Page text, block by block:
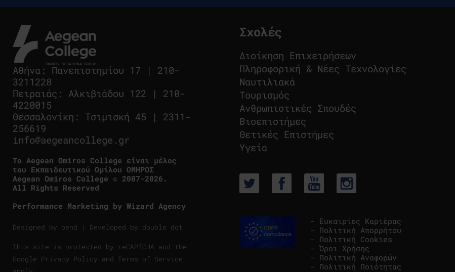
Αθήνα : Πανεπιστημίου 17 | 210-
3211228
Πειραιάς : Αλκιβιάδου 122 | 210-
4220015
Θεσσαλονίκη : Τσιμισκή 45 | 2311-
256619
info@aegeancollege.gr
Tο Aegean Omiros College είναι μέλος
του Εκπαιδευτικού Ομίλου ΟΜΗΡΟΣ
Aegean Omiros College © 2007-2026.
All Rights Reserved
Performance Marketing by Wizard Agency
Designed by bend | Developed by double dot
This site is protected by reCAPTCHA and the
Google Privacy Policy and Terms of Service
Σχολές
Διοίκηση Επιχειρήσεων
Πληροφορική & Νέες Τεχνολογίες
Ναυτιλιακά
Τουρισμός
Ανθρωπιστικές Σπουδές
Βιοεπιστήμες
Θετικές Επιστήμες
Υγεία
- Ευκαιρίες Καριέρας
- Πολιτική Απορρήτου
- Πολιτική Cookies
- Όροι Χρήσης
- Πολιτική Αναφορών
- Πολιτική Ποιότητας